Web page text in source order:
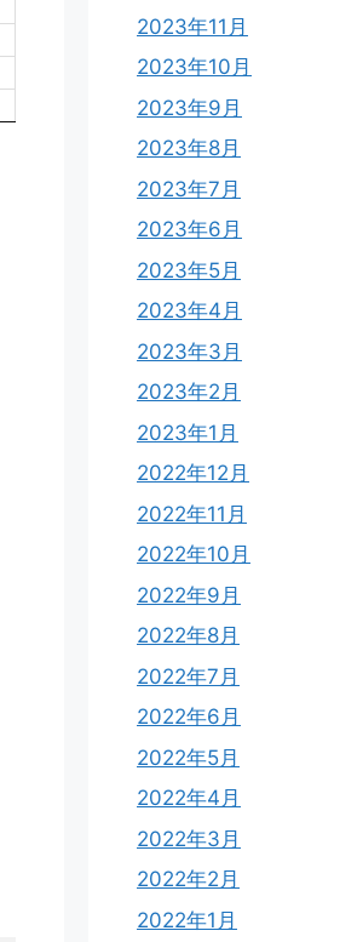
2023年11月
2023年10月
2023年9月
2023年8月
2023年7月
2023年6月
2023年5月
2023年4月
2023年3月
2023年2月
2023年1月
2022年12月
2022年11月
2022年10月
2022年9月
2022年8月
2022年7月
2022年6月
2022年5月
2022年4月
2022年3月
2022年2月
2022年1月